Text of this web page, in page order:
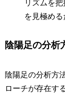
リズムを
を見極める
陰陽足の分析
陰陽足の分析方
ローチが存在する